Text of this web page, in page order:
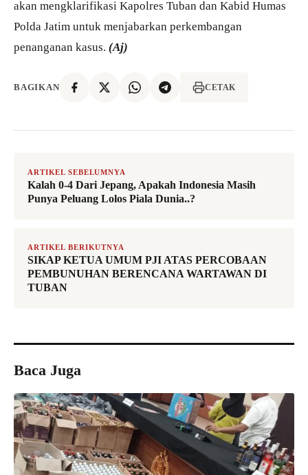
akan mengklarifikasi Kapolres Tuban dan Kabid Humas
Polda Jatim untuk menjabarkan perkembangan
penanganan kasus. (Aj)
BAGIKAN CETAK
ARTIKEL SEBELUMNYA
Kalah 0-4 Dari Jepang, Apakah Indonesia Masih
Punya Peluang Lolos Piala Dunia..?
ARTIKEL BERIKUTNYA
SIKAP KETUA UMUM PJI ATAS PERCOBAAN
PEMBUNUHAN BERENCANA WARTAWAN DI
TUBAN
Baca Juga